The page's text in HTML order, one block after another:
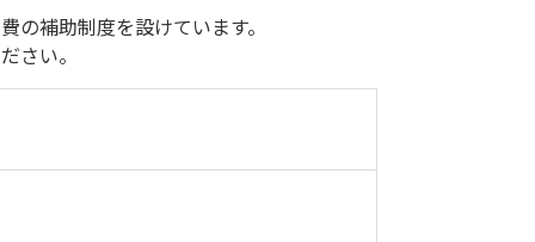
補助制度を設けています。
さい。